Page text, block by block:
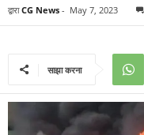
द्वारा CG News - May 7, 2023
साझा करना